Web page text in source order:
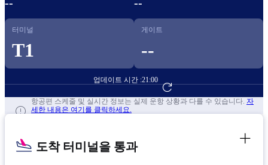
-- --
터미널
T1
게이트
--
업데이트 시간 :21:00
항공편 예약하기
항공편 스케줄 및 실시간 정보는 실제 운항 상황과 다를 수 있습니다. 자
세한 내용은 여기를 클릭하세요.
도착 터미널을 통과